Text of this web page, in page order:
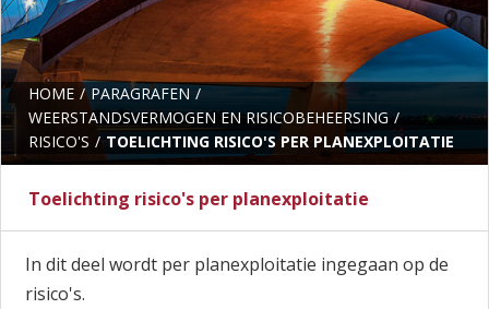
HOME
PARAGRAFEN
WEERSTANDSVERMOGEN EN RISICOBEHEERSING
RISICO'S
TOELICHTING RISICO'S PER PLANEXPLOITATIE
Toelichting risico's per planexploitatie
In dit deel wordt per planexploitatie ingegaan op de
risico's.